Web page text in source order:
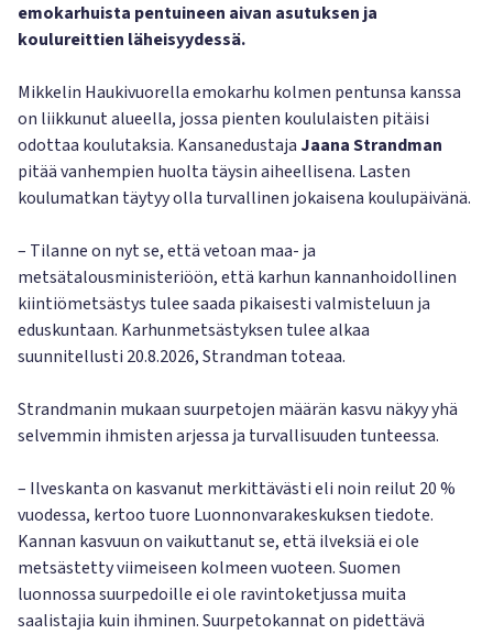
emokarhuista pentuineen aivan asutuksen ja
koulureittien läheisyydessä.
Mikkelin Haukivuorella emokarhu kolmen pentunsa kanssa
on liikkunut alueella, jossa pienten koululaisten pitäisi
odottaa koulutaksia. Kansanedustaja Jaana Strandman
pitää vanhempien huolta täysin aiheellisena. Lasten
koulumatkan täytyy olla turvallinen jokaisena koulupäivänä.
– Tilanne on nyt se, että vetoan maa- ja
metsätalousministeriöön, että karhun kannanhoidollinen
kiintiömetsästys tulee saada pikaisesti valmisteluun ja
eduskuntaan. Karhunmetsästyksen tulee alkaa
suunnitellusti 20.8.2026, Strandman toteaa.
Strandmanin mukaan suurpetojen määrän kasvu näkyy yhä
selvemmin ihmisten arjessa ja turvallisuuden tunteessa.
– Ilveskanta on kasvanut merkittävästi eli noin reilut 20 %
vuodessa, kertoo tuore Luonnonvarakeskuksen tiedote.
Kannan kasvuun on vaikuttanut se, että ilveksiä ei ole
metsästetty viimeiseen kolmeen vuoteen. Suomen
luonnossa suurpedoille ei ole ravintoketjussa muita
saalistajia kuin ihminen. Suurpetokannat on pidettävä